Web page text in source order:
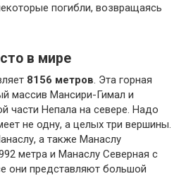
погибли, возвращаясь
в мире
8156 метров . Эта горная
массив Мансири-Гимал и
части Непала на севере. Надо
не одну, а целых три вершины.
а также Манаслу
метра и Манаслу Северная с
они представляют большой